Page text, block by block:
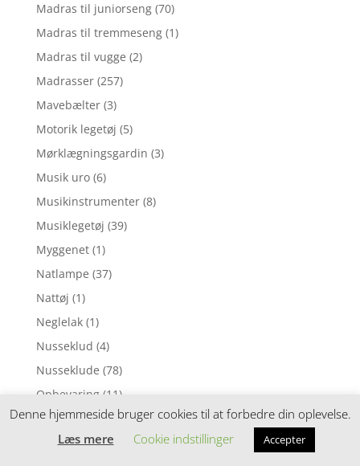
Madras til juniorseng (70)
Madras til tremmeseng (1)
Madras til vugge (2)
Madrasser (257)
Mavebælter (3)
Motorik legetøj (5)
Mørklægningsgardin (3)
Musik uro (6)
Musikinstrumenter (8)
Musiklegetøj (39)
Myggenet (1)
Natlampe (37)
Nattøj (1)
Neglelak (1)
Nusseklud (4)
Nusseklude (78)
Opbevaring (11)
Ophængsringe (13)
Påskepynt (28)
Denne hjemmeside bruger cookies til at forbedre din oplevelse.
Læs mere
Cookie indstillinger Accepter